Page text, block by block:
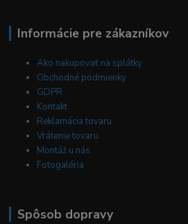
Informácie pre zákazníkov
Ako nakupovať na splátky
Obchodné podmienky
GDPR
Kontakt
Reklamácia tovaru
Vrátenie tovaru
Montáž u nás
Fotogaléria
Spôsob dopravy